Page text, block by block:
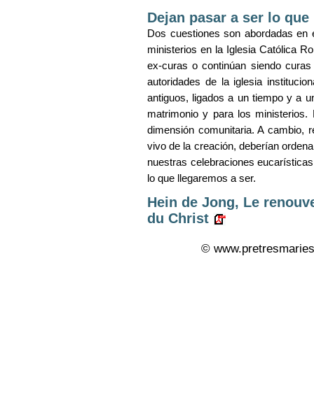
Dejan pasar a ser lo
Dos cuestiones son abordadas
ministerios en la IglesiaCatólica
ex-curas o continúan siendo
autoridades de la iglesia
antiguos, ligados a un tiempo y a
matrimonio y para los
dimensión comunitaria. A cambio,
vivo de la creación, deberían
nuestras celebraciones
lo que llegaremos a ser.
Hein de Jong, Le
du Christ
©